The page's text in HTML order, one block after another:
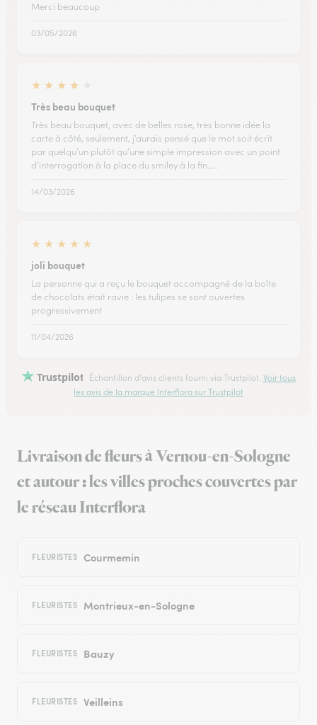
Merci beaucoup
03/05/2026
★ ★ ★ ★
Très beau bouquet
Très beau bouquet, avec de belles rose, très bonne idée la
carte à côté, seulement, j’aurais pensé que le mot soit écrit
par quelqu’un plutôt qu’une simple impression avec un point
d’interrogation à la place du smiley à la fin..…
14/03/2026
★ ★ ★ ★ ★
joli bouquet
La personne qui a reçu le bouquet accompagné de la boîte
de chocolats était ravie : les tulipes se sont ouvertes
progressivement
11/04/2026
Trustpilot Échantillon d'avis clients fourni via Trustpilot. Voir tous
les avis de la marque Interflora sur Trustpilot
Livraison de fleurs à Vernou-en-Sologne
et autour : les villes proches couvertes par
le réseau Interflora
FLEURISTES Courmemin
FLEURISTES Montrieux-en-Sologne
FLEURISTES Bauzy
FLEURISTES Veilleins